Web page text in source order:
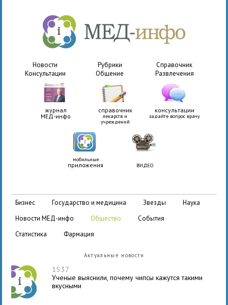
Новости Рубрики
Справочник
Консультации
Общение Развлечения
журнал
МЕД-инфо
справочник
лекарств и
учреждений
консультации
задайте вопрос врачу
мобильные
приложения ВИДЕО
бизнес государство и медицина звезды
наука
новости МЕД-инфо
общество
события
статистика
фармация
Актуальные новости
15:37
Ученые выяснили, почему чипсы кажутся такими
вкусными